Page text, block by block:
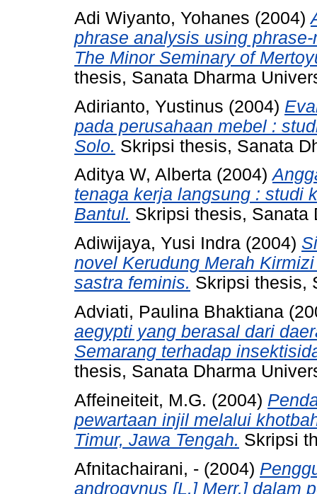
Adi Wiyanto, Yohanes (2004)
phrase analysis using
The Minor Seminary of
thesis, Sanata Dharma
Adirianto, Yustinus (2004)
pada perusahaan mebel :
Solo. Skripsi thesis, Sanata
Aditya W, Alberta (2004)
tenaga kerja langsung : studi
Bantul. Skripsi thesis, Sanata
Adiwijaya, Yusi Indra (2004)
novel Kerudung Merah
sastra feminis. Skripsi thesis,
Adviati, Paulina Bhaktiana
aegypti yang berasal dari
Semarang terhadap
thesis, Sanata Dharma
Affeineiteit, M.G. (2004)
pewartaan injil melalui
Timur, Jawa Tengah. Skripsi
Afnitachairani, - (2004)
androgynus [L.] Merr.] dalam